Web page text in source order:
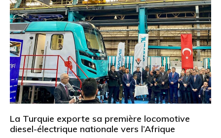
La Turquie exporte sa première locomotive
diesel-électrique nationale vers l’Afrique